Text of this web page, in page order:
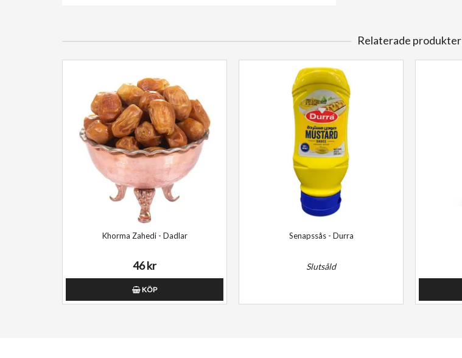
Relaterade produkter
Khorma Zahedi - Dadlar
46 kr
KÖP
Senapssås - Durra
Slutsåld